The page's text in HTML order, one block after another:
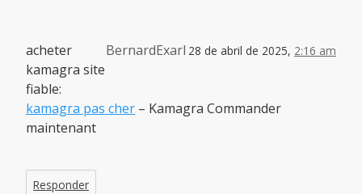
BernardExarl 28 de abril de 2025, 2:16 am
acheter
kamagra site
fiable:
kamagra pas cher – Kamagra Commander
maintenant
Responder